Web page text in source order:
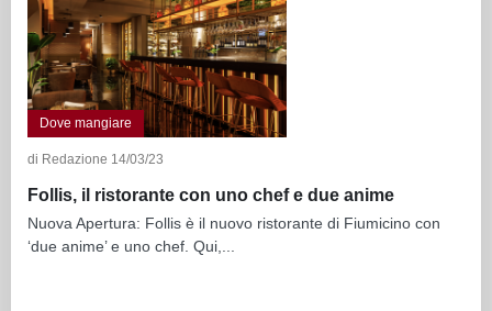
Dove mangiare
di Redazione 14/03/23
Follis, il ristorante con uno chef e due anime
Nuova Apertura: Follis è il nuovo ristorante di Fiumicino con
‘due anime’ e uno chef. Qui,...